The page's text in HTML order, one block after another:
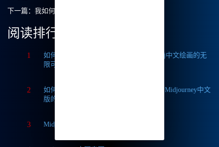
下一篇： 我如何利用Mj中文绘画生成全身照？
阅读排行
1
如何获取Midjourney破解版免费？探索Mj中文绘画的无
限可能
2
如何轻松实现Midjourney本地部署？探索Midjourney中文
版的无限可能
3 Midjourney中文版与国际版的深度对比